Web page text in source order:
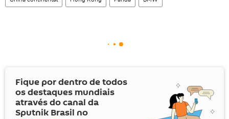
Fique por dentro de todos
os destaques mundiais
através do canal da
Sputnik Brasil no